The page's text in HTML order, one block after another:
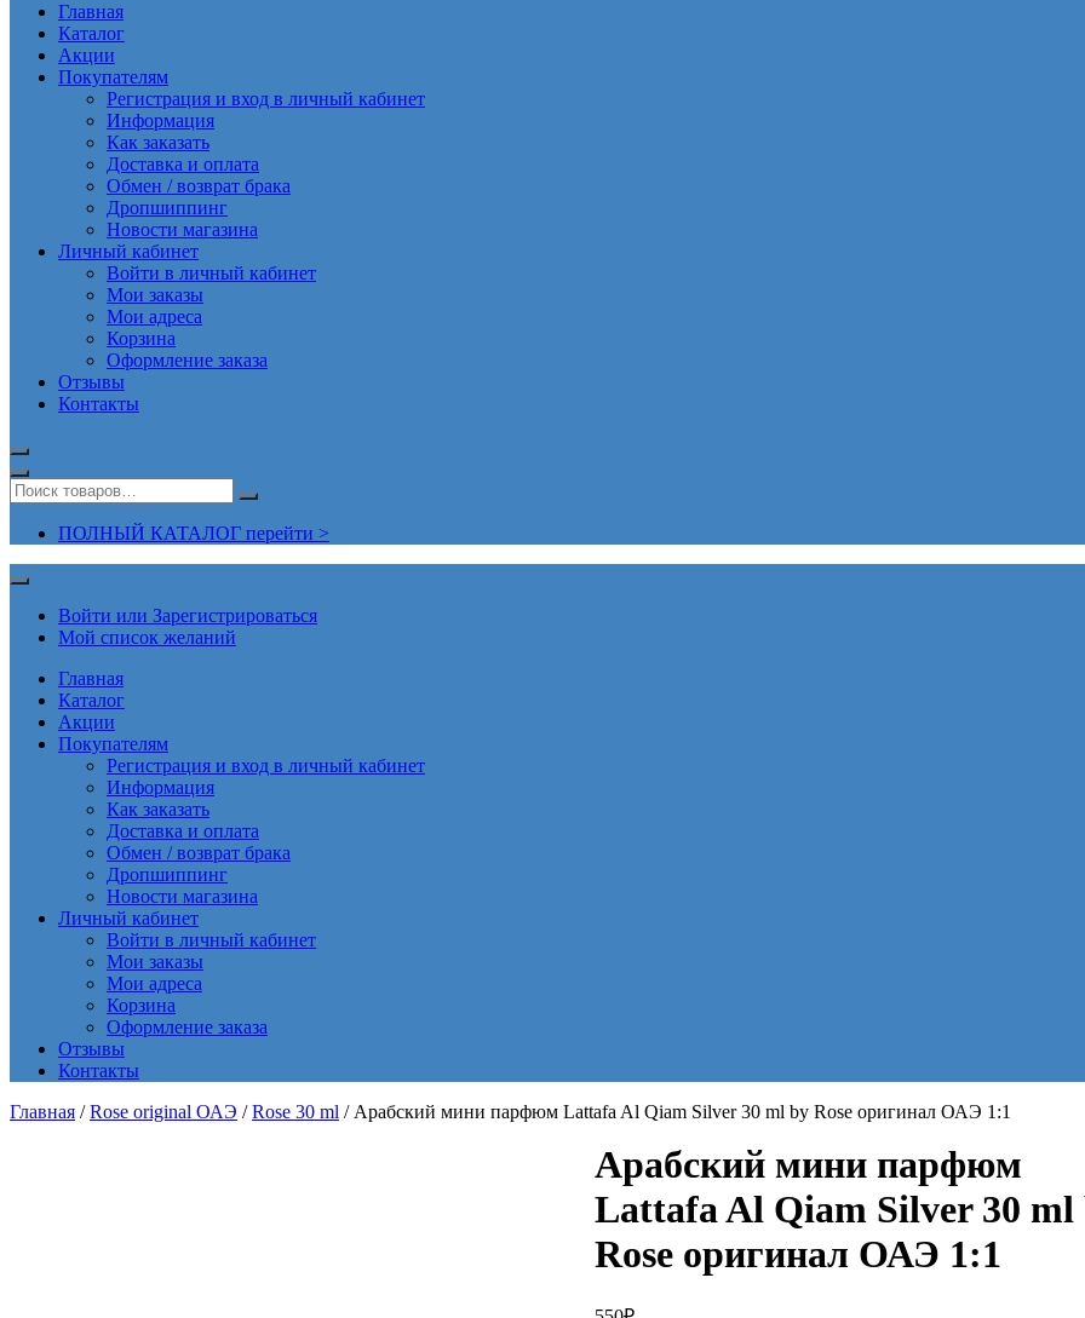
Главная
Каталог
Акции
Покупателям
Регистрация и вход в личный кабинет
Информация
Как заказать
Доставка и оплата
Обмен / возврат брака
Дропшиппинг
Новости магазина
Личный кабинет
Войти в личный кабинет
Мои заказы
Мои адреса
Корзина
Оформление заказа
Отзывы
Контакты
ПОЛНЫЙ КАТАЛОГ перейти >
Войти или Зарегистрироваться
Мой список желаний
Главная
Каталог
Акции
Покупателям
Регистрация и вход в личный кабинет
Информация
Как заказать
Доставка и оплата
Обмен / возврат брака
Дропшиппинг
Новости магазина
Личный кабинет
Войти в личный кабинет
Мои заказы
Мои адреса
Корзина
Оформление заказа
Отзывы
Контакты
Главная /Rose original ОАЭ /Rose 30 ml / Арабский мини парфюм Lattafa Al Qiam Silver 30 ml by Rose оригинал ОАЭ 1:1
Арабский мини парфюм
Lattafa Al Qiam Silver 30 ml
Rose оригинал ОАЭ 1:1